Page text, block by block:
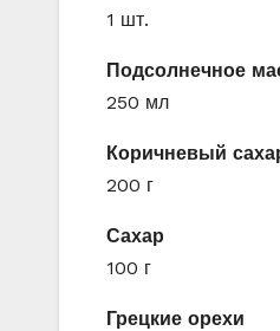
1 шт.
Подсолнечное
250 мл
Коричневый
200 г
Сахар
100 г
Грецкие орехи